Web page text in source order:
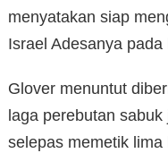
menyatakan siap
Israel Adesanya
Glover menuntut
laga perebutan
selepas memetik